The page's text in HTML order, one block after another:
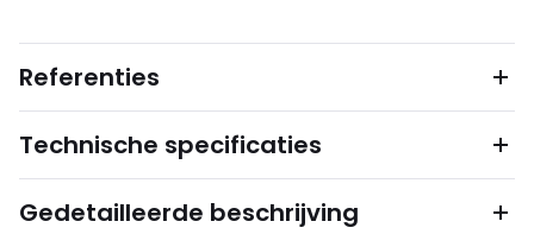
Referenties
Technische specificaties
Gedetailleerde beschrijving